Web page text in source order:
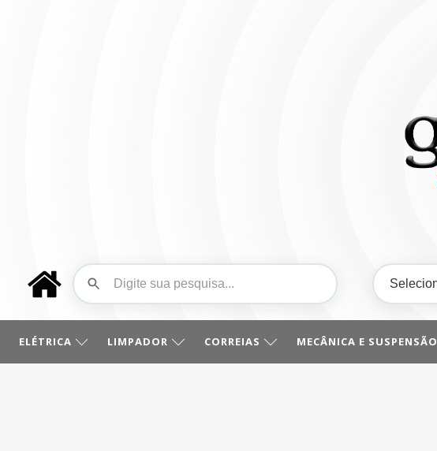
ELÉTRICA LIMPADOR CORREIAS MECÂNICA E SUSPENSÃO